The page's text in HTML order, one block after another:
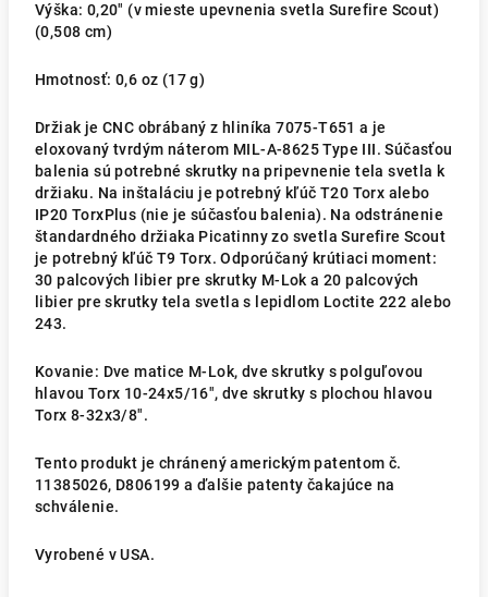
Výška: 0,20" (v mieste upevnenia svetla Surefire Scout)
(0,508 cm)
Hmotnosť: 0,6 oz (17 g)
Držiak je CNC obrábaný z hliníka 7075-T651 a je
eloxovaný tvrdým náterom MIL-A-8625 Type III. Súčasťou
balenia sú potrebné skrutky na pripevnenie tela svetla k
držiaku. Na inštaláciu je potrebný kľúč T20 Torx alebo
IP20 TorxPlus (nie je súčasťou balenia). Na odstránenie
štandardného držiaka Picatinny zo svetla Surefire Scout
je potrebný kľúč T9 Torx. Odporúčaný krútiaci moment:
30 palcových libier pre skrutky M-Lok a 20 palcových
libier pre skrutky tela svetla s lepidlom Loctite 222 alebo
243.
Kovanie: Dve matice M-Lok, dve skrutky s polguľovou
hlavou Torx 10-24x5/16", dve skrutky s plochou hlavou
Torx 8-32x3/8".
Tento produkt je chránený americkým patentom č.
11385026, D806199 a ďalšie patenty čakajúce na
schválenie.
Vyrobené v USA.